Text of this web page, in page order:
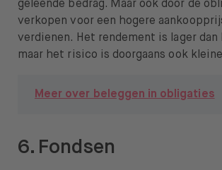
geleende bedrag. Maar ook door de
verkopen voor een hogere
verdienen. Het rendement is lager dan
maar het risico is doorgaans ook
Meer over beleggen in obligaties
6. Fondsen